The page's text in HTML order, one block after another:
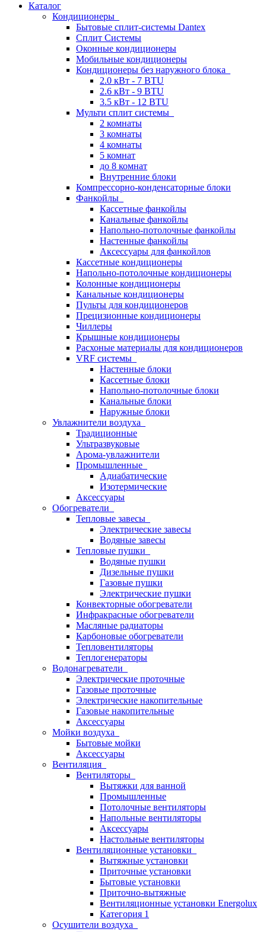
Каталог
Кондиционеры
Бытовые сплит-системы Dantex
Сплит Системы
Оконные кондиционеры
Мобильные кондиционеры
Кондиционеры без наружного блока
2.0 кВт - 7 BTU
2.6 кВт - 9 BTU
3.5 кВт - 12 BTU
Мульти сплит системы
2 комнаты
3 комнаты
4 комнаты
5 комнат
до 8 комнат
Внутренние блоки
Компрессорно-конденсаторные блоки
Фанкойлы
Кассетные фанкойлы
Канальные фанкойлы
Напольно-потолочные фанкойлы
Настенные фанкойлы
Аксессуары для фанкойлов
Кассетные кондиционеры
Напольно-потолочные кондиционеры
Колонные кондиционеры
Канальные кондиционеры
Пульты для кондиционеров
Прецизионные кондиционеры
Чиллеры
Крышные кондиционеры
Расхоные материалы для кондиционеров
VRF системы
Настенные блоки
Кассетные блоки
Напольно-потолочные блоки
Канальные блоки
Наружные блоки
Увлажнители воздуха
Традиционные
Ультразвуковые
Арома-увлажнители
Промышленныe
Адиабатические
Изотермические
Аксессуары
Обогреватели
Тепловые завесы
Электрические завесы
Водяные завесы
Тепловые пушки
Водяные пушки
Дизельные пушки
Газовые пушки
Электрические пушки
Конвекторные обогреватели
Инфракрасные обогреватели
Масляные радиаторы
Карбоновые обогреватели
Тепловентиляторы
Теплогенераторы
Водонагреватели
Электрические проточные
Газовые проточные
Электрические накопительные
Газовые накопительные
Аксессуары
Мойки воздуха
Бытовые мойки
Аксессуары
Вентиляция
Вентиляторы
Вытяжки для ванной
Промышленные
Потолочные вентиляторы
Напольные вентиляторы
Аксессуары
Настольные вентиляторы
Вентиляционные установки
Вытяжные установки
Приточные установки
Бытовые установки
Приточно-вытяжные
Вентиляционные установки Energolux
Категория 1
Осушители воздуха